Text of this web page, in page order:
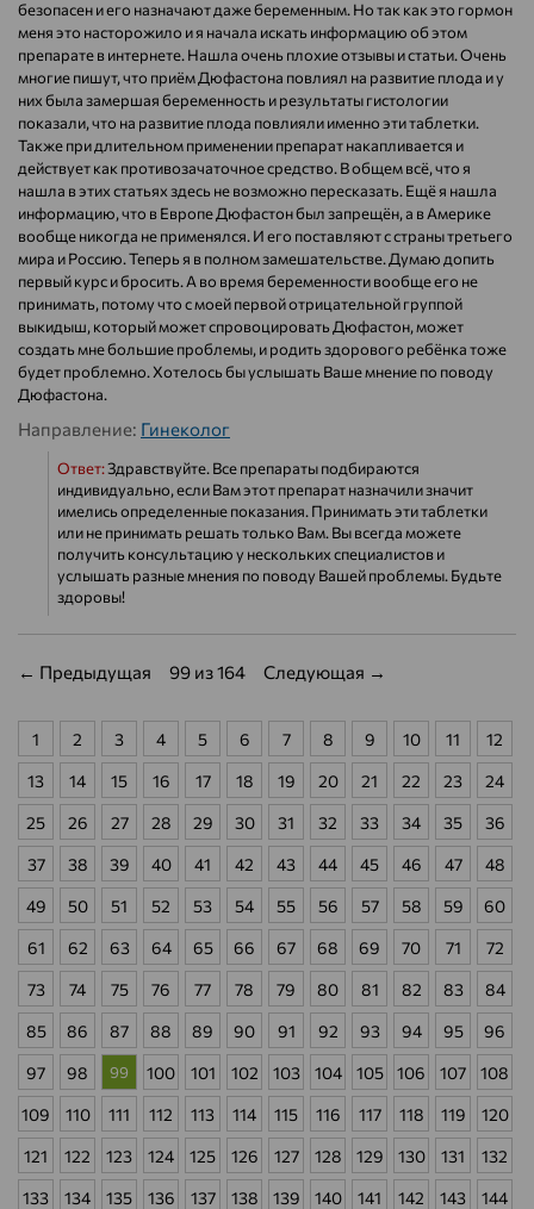
безопасен и его назначают даже беременным. Но так как это гормон
меня это насторожило и я начала искать информацию об этом
препарате в интернете. Нашла очень плохие отзывы и статьи. Очень
многие пишут, что приём Дюфастона повлиял на развитие плода и у
них была замершая беременность и результаты гистологии
показали, что на развитие плода повлияли именно эти таблетки.
Также при длительном применении препарат накапливается и
действует как противозачаточное средство. В общем всё, что я
нашла в этих статьях здесь не возможно пересказать. Ещё я нашла
информацию, что в Европе Дюфастон был запрещён, а в Америке
вообще никогда не применялся. И его поставляют с страны третьего
мира и Россию. Теперь я в полном замешательстве. Думаю допить
первый курс и бросить. А во время беременности вообще его не
принимать, потому что с моей первой отрицательной группой
выкидыш, который может спровоцировать Дюфастон, может
создать мне большие проблемы, и родить здорового ребёнка тоже
будет проблемно. Хотелось бы услышать Ваше мнение по поводу
Дюфастона.
Направление: Гинеколог
Ответ:Здравствуйте. Все препараты подбираются
индивидуально, если Вам этот препарат назначили значит
имелись определенные показания. Принимать эти таблетки
или не принимать решать только Вам. Вы всегда можете
получить консультацию у нескольких специалистов и
услышать разные мнения по поводу Вашей проблемы. Будьте
здоровы!
← Предыдущая 99 из 164 Следующая →
1 2 3 4 5 6 7 8 9 10 11 12
13 14 15 16 17 18 19 20 21 22 23 24
25 26 27 28 29 30 31 32 33 34 35 36
37 38 39 40 41 42 43 44 45 46 47 48
49 50 51 52 53 54 55 56 57 58 59 60
61 62 63 64 65 66 67 68 69 70 71 72
73 74 75 76 77 78 79 80 81 82 83 84
85 86 87 88 89 90 91 92 93 94 95 96
97 98 99 100 101 102 103 104 105 106 107 108
109 110 111 112 113 114 115 116 117 118 119 120
121 122 123 124 125 126 127 128 129 130 131 132
133 134 135 136 137 138 139 140 141 142 143 144